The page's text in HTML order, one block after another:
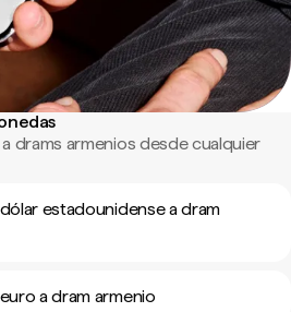
drams armenios desde cualquier
estadounidense a dram
a dram armenio